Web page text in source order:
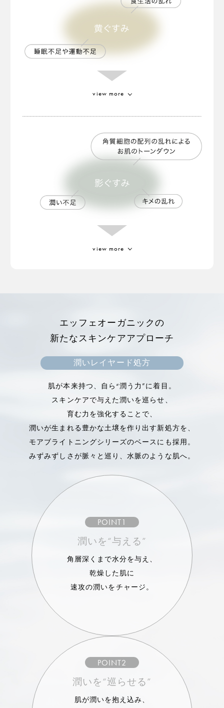
植物が持つフィトケミカルである
カロテノイドを豊富に含むといわれる特別なトマ
健やかな肌色に見せる効果があります
※2 保湿による
アルゲケキス
厳しい環境下で降り注ぐ「デュナリエラサリナ」
ジジフススピラクリスチ葉エキス
view more
アフリカの砂漠に生息する植物。
高い保湿力で肌の水分量をアップさせ、ターンオー
キメを整えて、肌をなめらかにします。
view more
エッフェオーガニックの
新たなスキンケアアプローチ
潤いレイヤード処方
肌が本来持つ、自ら“潤う力”に着目。
スキンケアで与えた潤いを巡らせ、
育む力を強化することで、
潤いが生まれる豊かな土壌を作り出す新処方を、
モアブライトニングシリーズのベースにも採用。
みずみずしさが脈々と巡り、水脈のような肌へ。
POINT1
潤いを“与える”
角層深くまで水分を与え、
乾燥した肌に
速攻の潤いをチャージ。
POINT2
潤いを“巡らせる”
肌が潤いを抱え込み、